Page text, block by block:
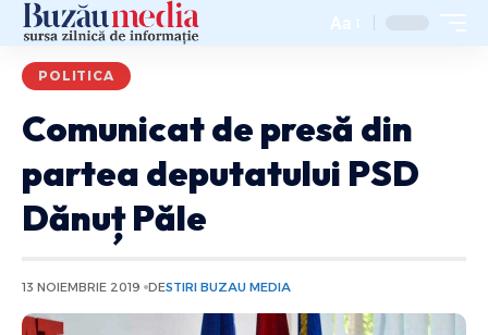
Aa
POLITICA
Comunicat de presă din
partea deputatului PSD
Dănuț Păle
13 NOIEMBRIE 2019 DESTIRI BUZAU MEDIA